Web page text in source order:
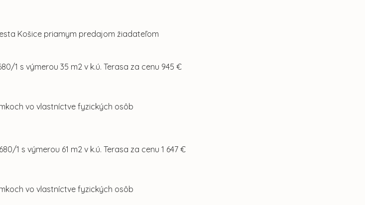
Košice priamym predajom žiadateľom
1 s výmerou 35 m2 v k.ú. Terasa za cenu 945 €
vo vlastníctve fyzických osôb
1 s výmerou 61 m2 v k.ú. Terasa za cenu 1 647 €
vo vlastníctve fyzických osôb